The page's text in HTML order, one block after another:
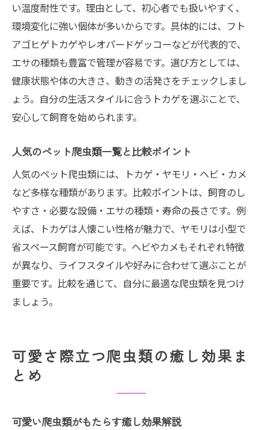
い温度耐性です。理由として、初心者でも扱いやすく、
環境変化に強い個体が多いからです。具体的には、フト
アゴヒゲトカゲやレオパードゲッコーなどが代表的で、
エサの種類も豊富で管理が容易です。選び方としては、
健康状態や体の大きさ、動きの活発さをチェックしまし
ょう。自分の生活スタイルに合うトカゲを選ぶことで、
安心して飼育を始められます。
人気のペット爬虫類一覧と比較ポイント
人気のペット爬虫類には、トカゲ・ヤモリ・ヘビ・カメ
など多様な種類があります。比較ポイントは、飼育のし
やすさ・必要な設備・エサの種類・寿命の長さです。例
えば、トカゲは人懐こい性格が魅力で、ヤモリは小型で
省スペース飼育が可能です。ヘビやカメもそれぞれ特徴
が異なり、ライフスタイルや好みに合わせて選ぶことが
重要です。比較を通じて、自分に最適な爬虫類を見つけ
ましょう。
可愛さ際立つ爬虫類の癒し効果ま
とめ
可愛い爬虫類がもたらす癒し効果解説